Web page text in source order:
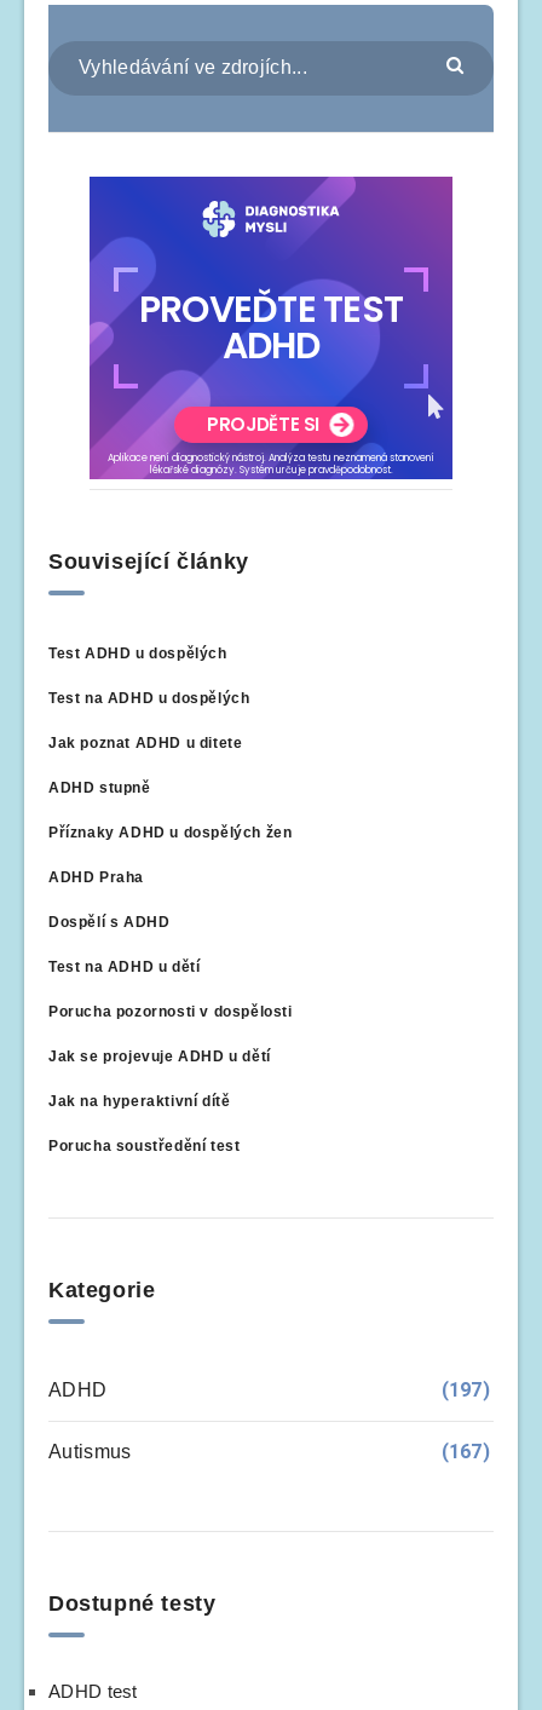
Související články
Test ADHD u dospělých
Test na ADHD u dospělých
Jak poznat ADHD u ditete
ADHD stupně
Příznaky ADHD u dospělých žen
ADHD Praha
Dospělí s ADHD
Test na ADHD u dětí
Porucha pozornosti v dospělosti
Jak se projevuje ADHD u dětí
Jak na hyperaktivní dítě
Porucha soustředění test
Kategorie
ADHD (197)
Autismus (167)
Dostupné testy
ADHD test